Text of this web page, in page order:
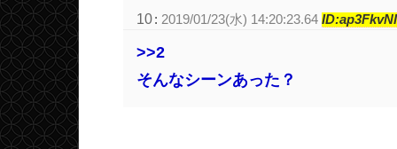
10: 2019/01/23(水) 14:20:23.64
>>2
そんなシーンあった？